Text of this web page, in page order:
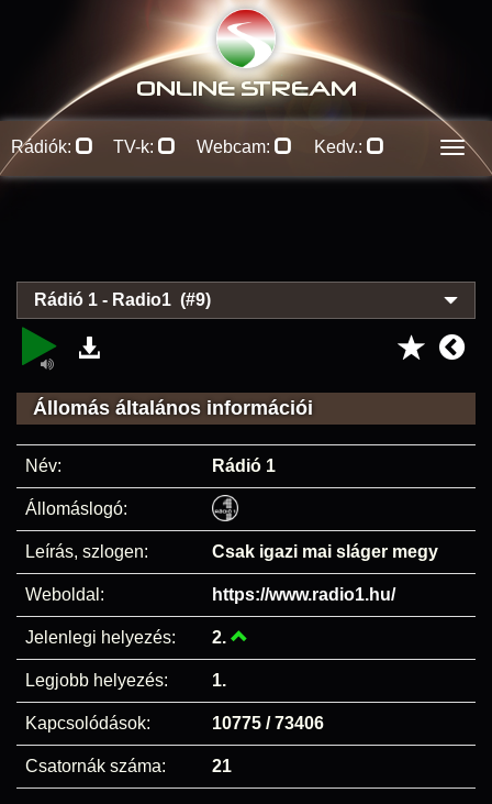
ONLINE STREAM
Rádiók: TV-k: Webcam: Kedv.:
Rádió 1 - Radio1 (#9)
Állomás általános információi
Név: Rádió 1
Állomáslogó:
Leírás, szlogen: Csak igazi mai sláger megy
Weboldal: https://www.radio1.hu/
Jelenlegi helyezés: 2.
Legjobb helyezés: 1.
Kapcsolódások: 10775 / 73406
Csatornák száma: 21